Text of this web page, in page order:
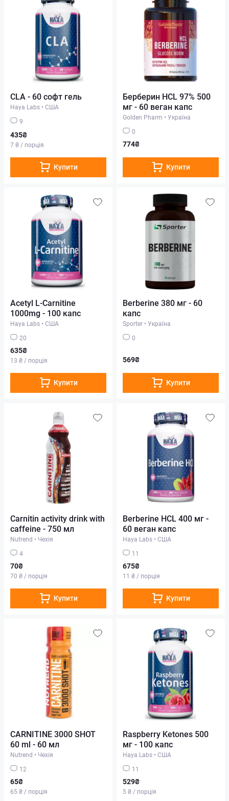
CLA - 60 софт гель
Haya Labs • США
9
435₴
7 ₴ / порція
Купити
Берберин HCL 97% 500
мг - 60 веган капс
Golden Pharm • Україна
0
774₴
Купити
Acetyl L-Carnitine
1000mg - 100 капс
Haya Labs • США
20
635₴
13 ₴ / порція
Купити
Berberine 380 мг - 60
капс
Sporter • Україна
0
569₴
Купити
Carnitin activity drink with
caffeine - 750 мл
Nutrend • Чехія
4
70₴
70 ₴ / порція
Купити
Berberine HCL 400 мг -
60 веган капс
Haya Labs • США
11
675₴
11 ₴ / порція
Купити
CARNITINE 3000 SHOT
60 ml - 60 мл
Nutrend • Чехія
12
65₴
65 ₴ / порція
Raspberry Ketones 500
мг - 100 капс
Haya Labs • США
11
529₴
5 ₴ / порція